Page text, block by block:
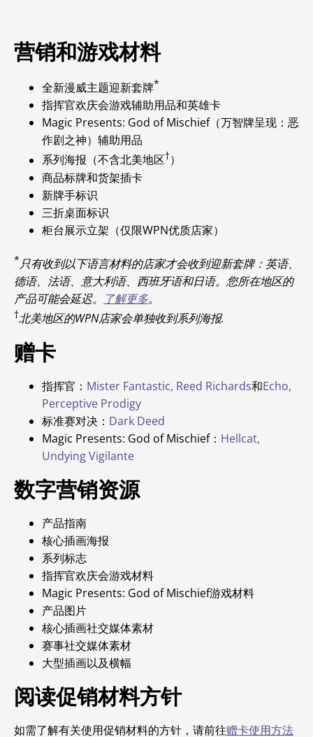
营销和游戏材料
全新漫威主题迎新套牌*
指挥官欢庆会游戏辅助用品和英雄卡
Magic Presents: God of Mischief（万智牌呈现：恶
作剧之神）辅助用品
系列海报（不含北美地区†）
商品标牌和货架插卡
新牌手标识
三折桌面标识
柜台展示立架（仅限WPN优质店家）
*只有收到以下语言材料的店家才会收到迎新套牌：英语、
德语、法语、意大利语、西班牙语和日语。您所在地区的
产品可能会延迟。
了解更多。
†北美地区的WPN店家会单独收到系列海报.
赠卡
指挥官： Mister Fantastic, Reed Richards和Echo,
Perceptive Prodigy
标准赛对决： Dark Deed
Magic Presents: God of Mischief： Hellcat,
Undying Vigilante
数字营销资源
产品指南
核心插画海报
系列标志
指挥官欢庆会游戏材料
Magic Presents: God of Mischief游戏材料
产品图片
核心插画社交媒体素材
赛事社交媒体素材
大型插画以及横幅
阅读促销材料方针
如需了解有关使用促销材料的方针，请前往赠卡使用方法